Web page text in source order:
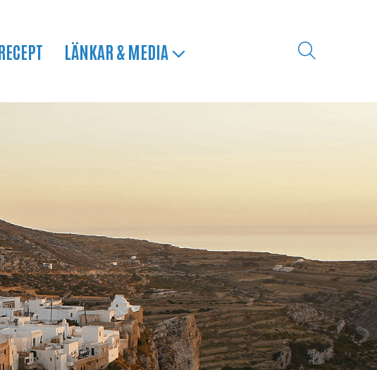
LÄNKAR & MEDIA